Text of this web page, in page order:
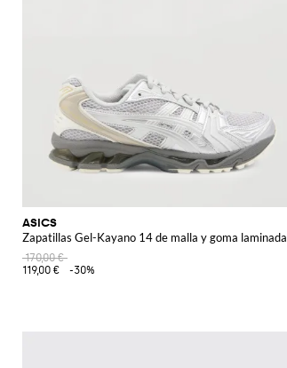
ASICS
Zapatillas Gel-Kayano 14 de malla y goma laminada
170,00 €
119,00 €
-30%